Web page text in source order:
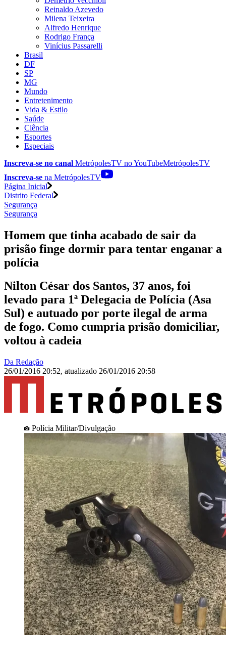
Reinaldo Azevedo
Milena Teixeira
Alfredo Henrique
Rodrigo França
Vinícius Passarelli
Brasil
DF
SP
MG
Mundo
Entretenimento
Vida & Estilo
Saúde
Ciência
Esportes
Especiais
Inscreva-se no canal MetrópolesTV noYouTubeMetrópolesTV
Inscreva-se na MetrópolesTV
Página Inicial
Distrito Federal
Segurança
Segurança
Homem que tinha acabado de sair da
prisão finge dormir para tentar enganar a
polícia
Nilton César dos Santos, 37 anos, foi
levado para 1ª Delegacia de Polícia (Asa
Sul) e autuado por porte ilegal de arma
de fogo. Como cumpria prisão domiciliar,
voltou à cadeia
Da Redação
26/01/2016 20:52, atualizado 26/01/2016 20:58
Polícia Militar/Divulgação